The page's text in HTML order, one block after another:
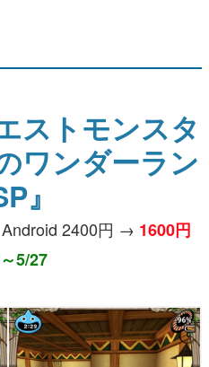
ストモンスタ
ワンダーラン
』
2400円 → 1600円
5/27